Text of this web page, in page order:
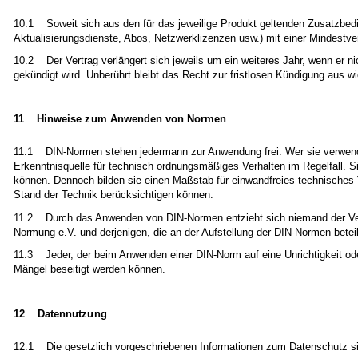
10.1 Soweit sich aus den für das jeweilige Produkt geltenden
Aktualisierungsdienste, Abos, Netzwerklizenzen usw.) mit einer
10.2 Der Vertrag verlängert sich jeweils um ein weiteres Jahr, wenn er
gekündigt wird. Unberührt bleibt das Recht zur fristlosen Kündigung aus
11 Hinweise zum Anwenden von Normen
11.1 DIN-Normen stehen jedermann zur Anwendung frei. Wer sie
Erkenntnisquelle für technisch ordnungsmäßiges Verhalten im Regelfall.
können. Dennoch bilden sie einen Maßstab für einwandfreies
Stand der Technik berücksichtigen können.
11.2 Durch das Anwenden von DIN-Normen entzieht sich niemand der
Normung e.V. und derjenigen, die an der Aufstellung der DIN-Normen
11.3 Jeder, der beim Anwenden einer DIN-Norm auf eine Unrichtigkeit
Mängel beseitigt werden können.
12 Datennutzung
12.1 Die gesetzlich vorgeschriebenen Informationen zum Datenschutz